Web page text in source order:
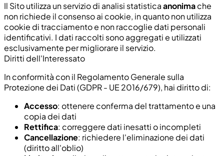
Il Sito utilizza un servizio di analisi statisticaanonimache
non richiede il consenso ai cookie, in quanto non utilizza
cookie di tracciamento e non raccoglie dati personali
identificativi. I dati raccolti sono aggregati e utilizzati
esclusivamente per migliorare il servizio.
Diritti dell'Interessato
In conformità con il Regolamento Generale sulla
Protezione dei Dati (GDPR - UE 2016/679), hai diritto di:
Accesso: ottenere conferma del trattamento e una
copia dei dati
Rettifica: correggere dati inesatti o incompleti
Cancellazione: richiedere l'eliminazione dei dati
(diritto all'oblio)